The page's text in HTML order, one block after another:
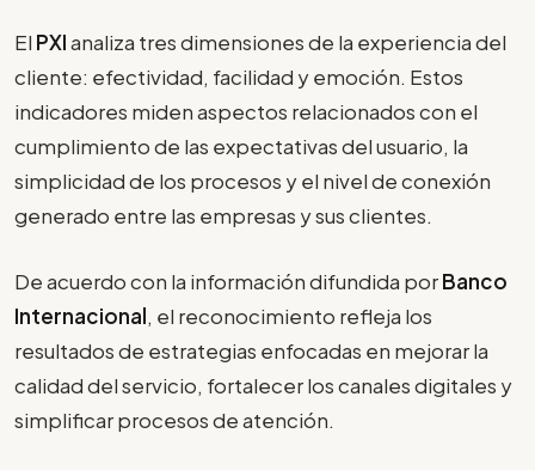
El PXIanaliza tres dimensiones de la experiencia del
cliente: efectividad, facilidad y emoción. Estos
indicadores miden aspectos relacionados con el
cumplimiento de las expectativas del usuario, la
simplicidad de los procesos y el nivel de conexión
generado entre las empresas y sus clientes.
De acuerdo con la información difundida porBanco
Internacional, el reconocimiento refleja los
resultados de estrategias enfocadas en mejorar la
calidad del servicio, fortalecer los canales digitales y
simplificar procesos de atención.